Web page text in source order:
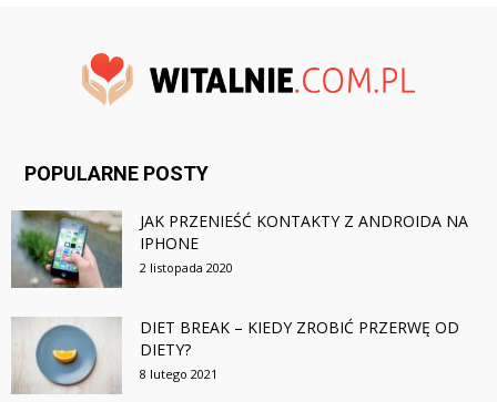
POPULARNE POSTY
JAK PRZENIEŚĆ KONTAKTY Z ANDROIDA NA
IPHONE
2 listopada 2020
DIET BREAK – KIEDY ZROBIĆ PRZERWĘ OD
DIETY?
8 lutego 2021